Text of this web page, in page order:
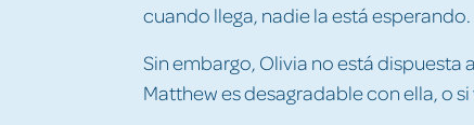
cuando llega, nadie la está esperando.
Sin embargo, Olivia no está dispuesta
Matthew es desagradable con ella, o